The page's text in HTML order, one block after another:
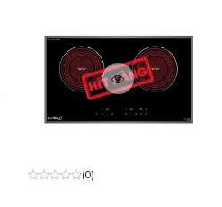
(0)